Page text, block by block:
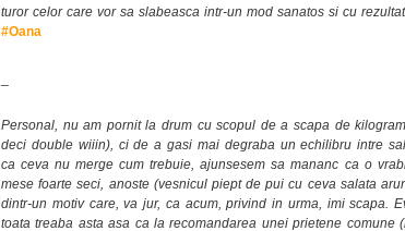
turor celor care vor sa slabeasca intr-un mod sanatos si cu
#Oana
Personal, nu am pornit la drum cu scopul de a scapa de
deci double wiiin), ci de a gasi mai degraba un echilibru intre
ca ceva nu merge cum trebuie, ajunsesem sa mananc ca o
mese foarte seci, anoste (vesnicul piept de pui cu ceva salata
dintr-un motiv care, va jur, ca acum, privind in urma, imi scapa.
toata treaba asta asa ca la recomandarea unei prietene comune